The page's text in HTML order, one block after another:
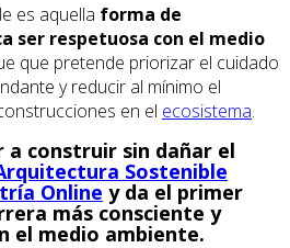
es aquella forma de
ser respetuosa con el medio
que pretende priorizar el cuidado
y reducir al mínimo el
en el ecosistema.
a construir sin dañar el
Sostenible
Online y da el primer
más consciente y
el medio ambiente.